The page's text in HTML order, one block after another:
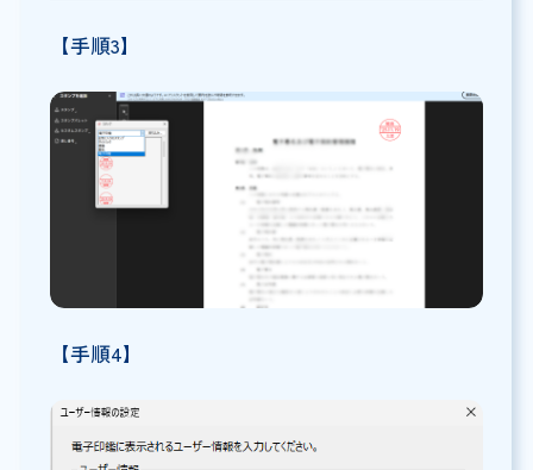
【手順3】
【手順4】